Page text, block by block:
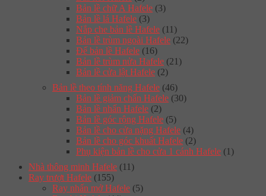
Bản lề chữ A Hafele (3)
Bản lề lá Hafele (3)
Nắp che bản lề Hafele (11)
Bản lề trùm ngoài Hafele (22)
Đế bản lề Hafele (16)
Bản lề trùm nửa Hafele (21)
Bản lề cửa lật Hafele (2)
Bản lề theo tính năng Hafele (46)
Bản lề giảm chấn Hafele (30)
Bản lề nhấn Hafele (2)
Bản lề góc rộng Hafele (5)
Bản lề cho cửa nặng Hafele (4)
Bản lề cho góc khuất Hafele (2)
Phụ kiện bản lề cho cửa 1 cánh Hafele (1)
Nhà thông minh Hafele (11)
Ray trượt Hafele (155)
Ray nhấn mở Hafele (5)